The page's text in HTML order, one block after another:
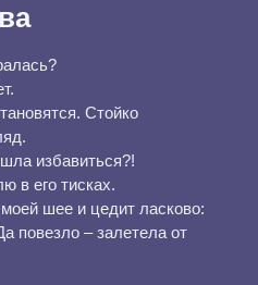
Стойко
избавиться?!
в его тисках.
шее и цедит ласково:
повезло – залетела от